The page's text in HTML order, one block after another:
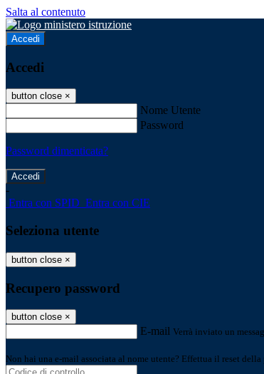
Salta al contenuto
Accedi
Accedi
button close ×
Nome Utente
Password
Password dimenticata?
-
Entra con SPID Entra con CIE
Seleziona utente
button close ×
Recupero password
button close ×
E-mail Verrà inviato un
Non hai una e-mail associata al nome utente? Effettua il reset della